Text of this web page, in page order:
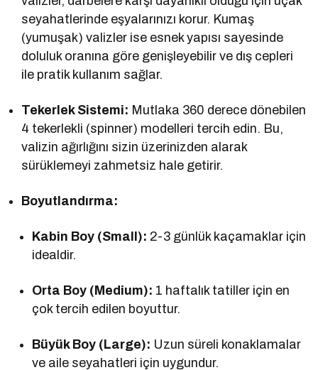
seyahatlerinde eşyalarınızı korur. Kumaş
(yumuşak) valizler ise esnek yapısı sayesinde
doluluk oranına göre genişleyebilir ve dış cepleri
ile pratik kullanım sağlar.
Tekerlek Sistemi: Mutlaka 360 derece dönebilen
4 tekerlekli (spinner) modelleri tercih edin. Bu,
valizin ağırlığını sizin üzerinizden alarak
sürüklemeyi zahmetsiz hale getirir.
Boyutlandırma:
Kabin Boy (Small): 2-3 günlük kaçamaklar için
idealdir.
Orta Boy (Medium): 1 haftalık tatiller için en
çok tercih edilen boyuttur.
Büyük Boy (Large): Uzun süreli konaklamalar
ve aile seyahatleri için uygundur.